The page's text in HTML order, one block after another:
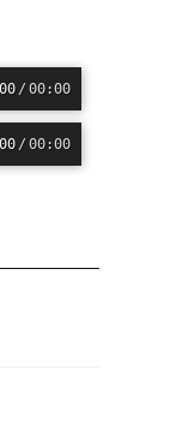
/00:00
/00:00